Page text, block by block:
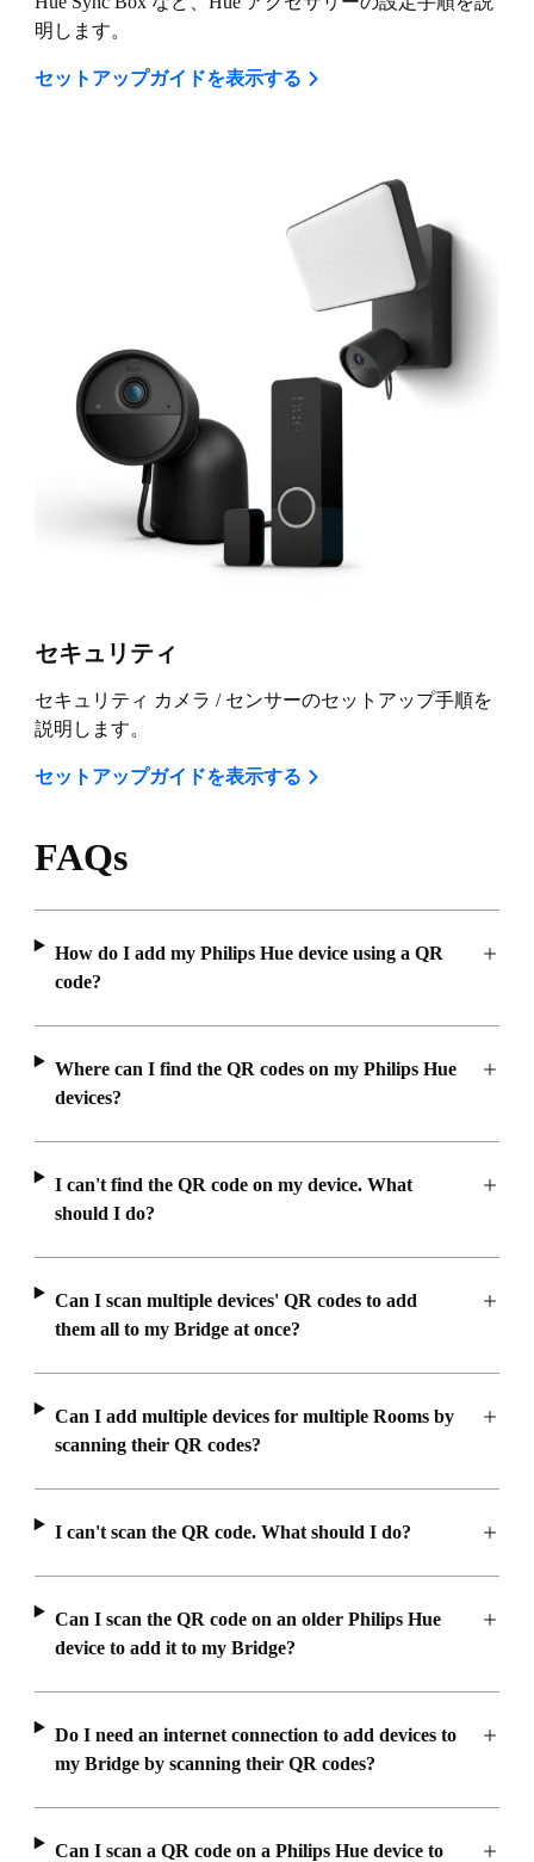
明します。
セットアップガイドを表示する
セキュリティ
セキュリティ カメラ / センサーのセットアップ手順を
説明します。
セットアップガイドを表示する
FAQs
How do I add my Philips Hue device using a QR
code?
Where can I find the QR codes on my Philips Hue
devices?
I can't find the QR code on my device. What
should I do?
Can I scan multiple devices' QR codes to add
them all to my Bridge at once?
Can I add multiple devices for multiple Rooms by
scanning their QR codes?
I can't scan the QR code. What should I do?
Can I scan the QR code on an older Philips Hue
device to add it to my Bridge?
Do I need an internet connection to add devices to
my Bridge by scanning their QR codes?
Can I scan a QR code on a Philips Hue device to